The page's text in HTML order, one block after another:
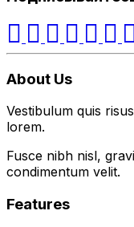
About Us
Vestibulum quis
lorem.
Fusce nibh nisl,
condimentum velit.
Features